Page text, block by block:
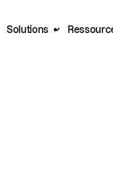
Solutions